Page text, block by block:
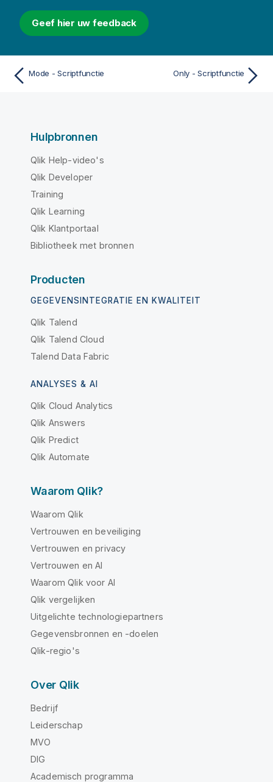
Geef hier uw feedback
Mode - Scriptfunctie Only - Scriptfunctie
Hulpbronnen
Qlik Help-video's
Qlik Developer
Training
Qlik Learning
Qlik Klantportaal
Bibliotheek met bronnen
Producten
GEGEVENSINTEGRATIE EN KWALITEIT
Qlik Talend
Qlik Talend Cloud
Talend Data Fabric
ANALYSES & AI
Qlik Cloud Analytics
Qlik Answers
Qlik Predict
Qlik Automate
Waarom Qlik?
Waarom Qlik
Vertrouwen en beveiliging
Vertrouwen en privacy
Vertrouwen en AI
Waarom Qlik voor AI
Qlik vergelijken
Uitgelichte technologiepartners
Gegevensbronnen en -doelen
Qlik-regio's
Over Qlik
Bedrijf
Leiderschap
MVO
DIG
Academisch programma